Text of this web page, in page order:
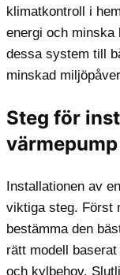
klimatkontroll i
energi och minska
dessa system till
minskad
Steg för
värmepump
Installationen av
viktiga steg. Först
bestämma den
rätt modell
och kylbehov.